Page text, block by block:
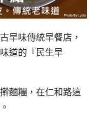
早味傳統早餐店，
道的『民生早
麵糰，在仁和路這